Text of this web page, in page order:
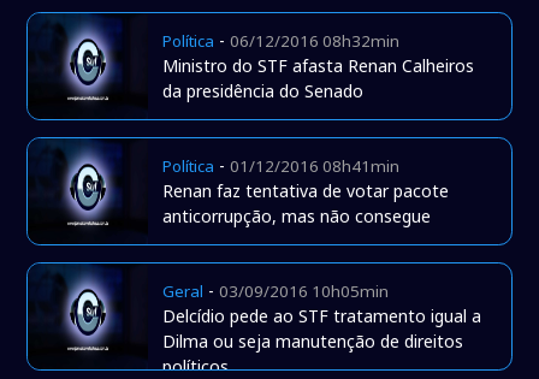
Política -06/12/2016 08h32min
Ministro do STF afasta Renan Calheiros
da presidência do Senado
Política -01/12/2016 08h41min
Renan faz tentativa de votar pacote
anticorrupção, mas não consegue
Geral -03/09/2016 10h05min
Delcídio pede ao STF tratamento igual a
Dilma ou seja manutenção de direitos
políticos